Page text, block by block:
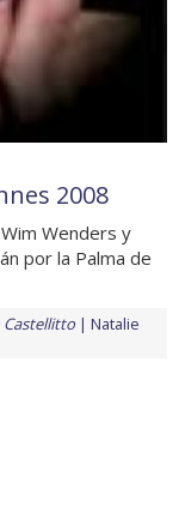
2008
Wenders y
por la Palma de
Castellitto
Natalie